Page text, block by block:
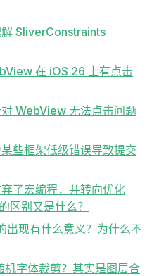
SliverConstraints
在 iOS 26 上有点击
WebView 无法点击问题
些框架低级错误导致提交
了宏编程，并转向优化
区别又是什么？
现有什么意义？为什么不
字体裁剪？其实是图层合